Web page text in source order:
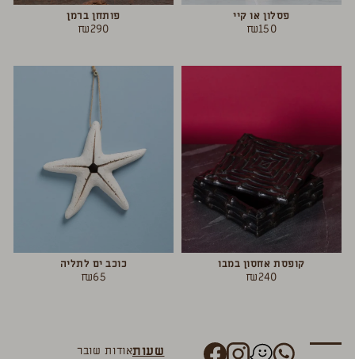
פסלון או קיי
₪150
פותחן ברמן
₪290
קופסת אחסון במבו
₪240
כוכב ים לתליה
₪65
שעותאודות שובר